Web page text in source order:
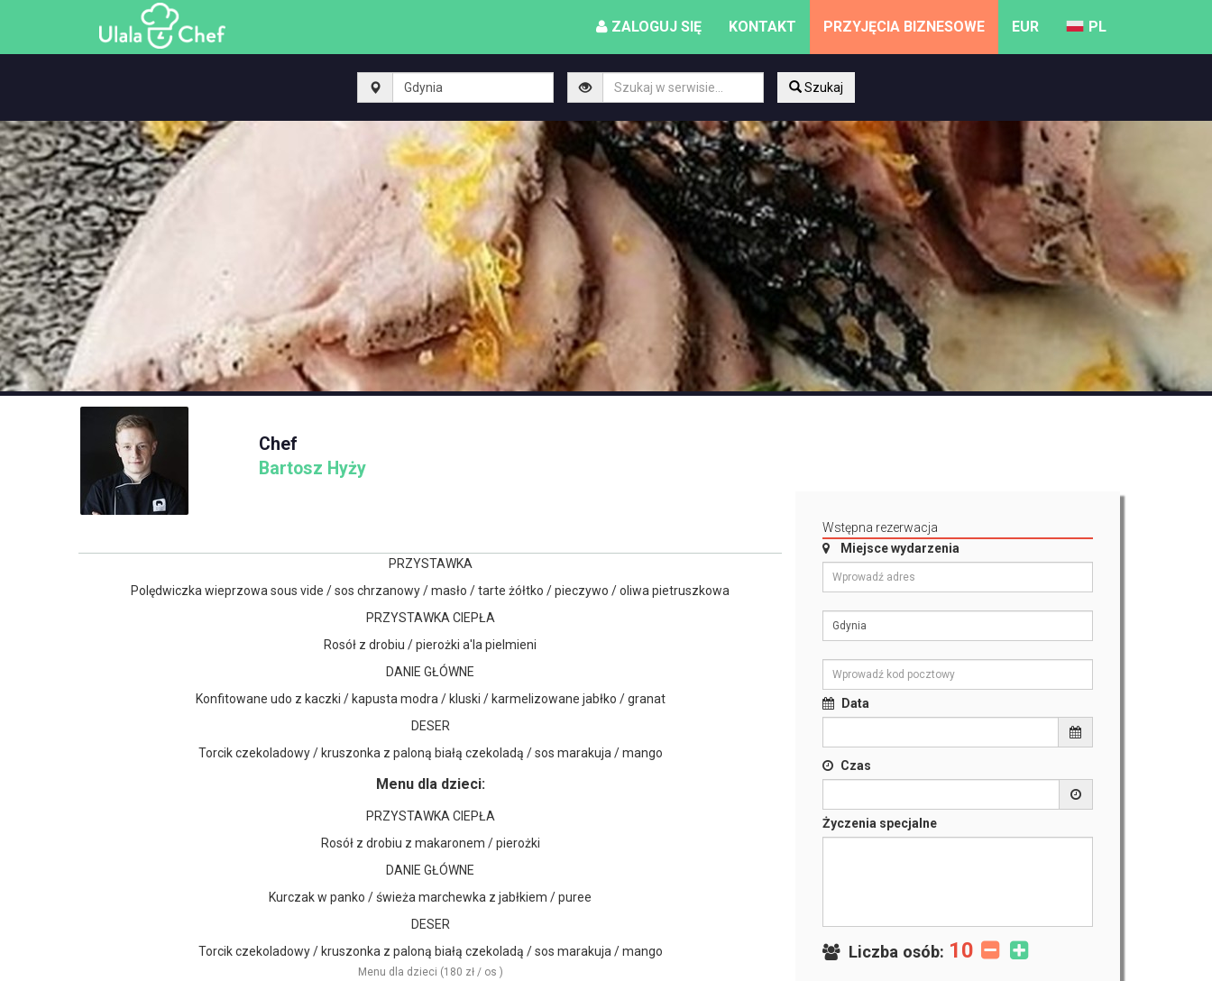
ZALOGUJ SIĘ KONTAKT PRZYJĘCIA BIZNESOWE EUR PL
Szukaj
Chef
Bartosz Hyży
PRZYSTAWKA
Polędwiczka wieprzowa sous vide / sos chrzanowy / masło / tarte żółtko / pieczywo / oliwa pietruszkowa
PRZYSTAWKA CIEPŁA
Rosół z drobiu / pierożki a'la pielmieni
DANIE GŁÓWNE
Konfitowane udo z kaczki / kapusta modra / kluski / karmelizowane jabłko / granat
DESER
Torcik czekoladowy / kruszonka z paloną białą czekoladą / sos marakuja / mango
Menu dla dzieci:
PRZYSTAWKA CIEPŁA
Rosół z drobiu z makaronem / pierożki
DANIE GŁÓWNE
Kurczak w panko / świeża marchewka z jabłkiem / puree
DESER
Torcik czekoladowy / kruszonka z paloną białą czekoladą / sos marakuja / mango
Menu dla dzieci (180 zł / os )
Wstępna rezerwacja
Miejsce wydarzenia
Data
Czas
Życzenia specjalne
Liczba osób: 10